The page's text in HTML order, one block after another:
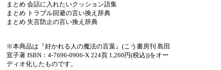
まとめ 会話に入れたいクッション語集
まとめ トラブル回避の言い換え辞典
まとめ 失言防止の言い換え辞典
※本商品は『好かれる人の魔法の言葉』(こう書房刊 島田
宣子著 ISBN：4-7696-0906-X 224頁 1,260円(税込))をオー
ディオ化したものです。